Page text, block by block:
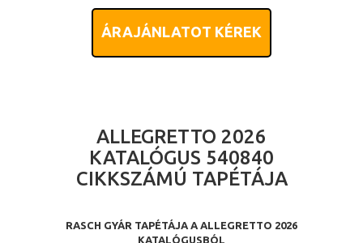
ÁRAJÁNLATOT KÉREK
ALLEGRETTO 2026
KATALÓGUS 540840
CIKKSZÁMÚ TAPÉTÁJA
RASCH GYÁR TAPÉTÁJA A ALLEGRETTO 2026
KATALÓGUSBÓL